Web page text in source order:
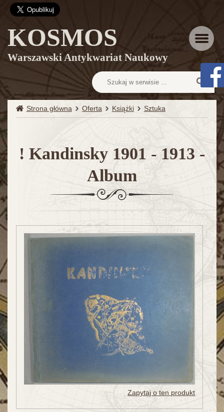
KOSMOS
Warszawski Antykwariat Naukowy
Strona główna Oferta Książki Sztuka
! Kandinsky 1901 - 1913 -
Album
Zapytaj o ten produkt